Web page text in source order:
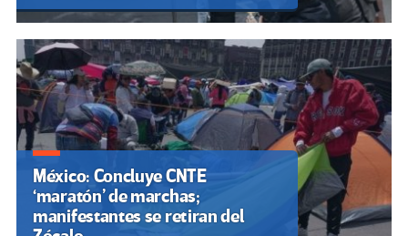
México: Concluye CNTE
‘maratón’ de marchas;
manifestantes se retiran del